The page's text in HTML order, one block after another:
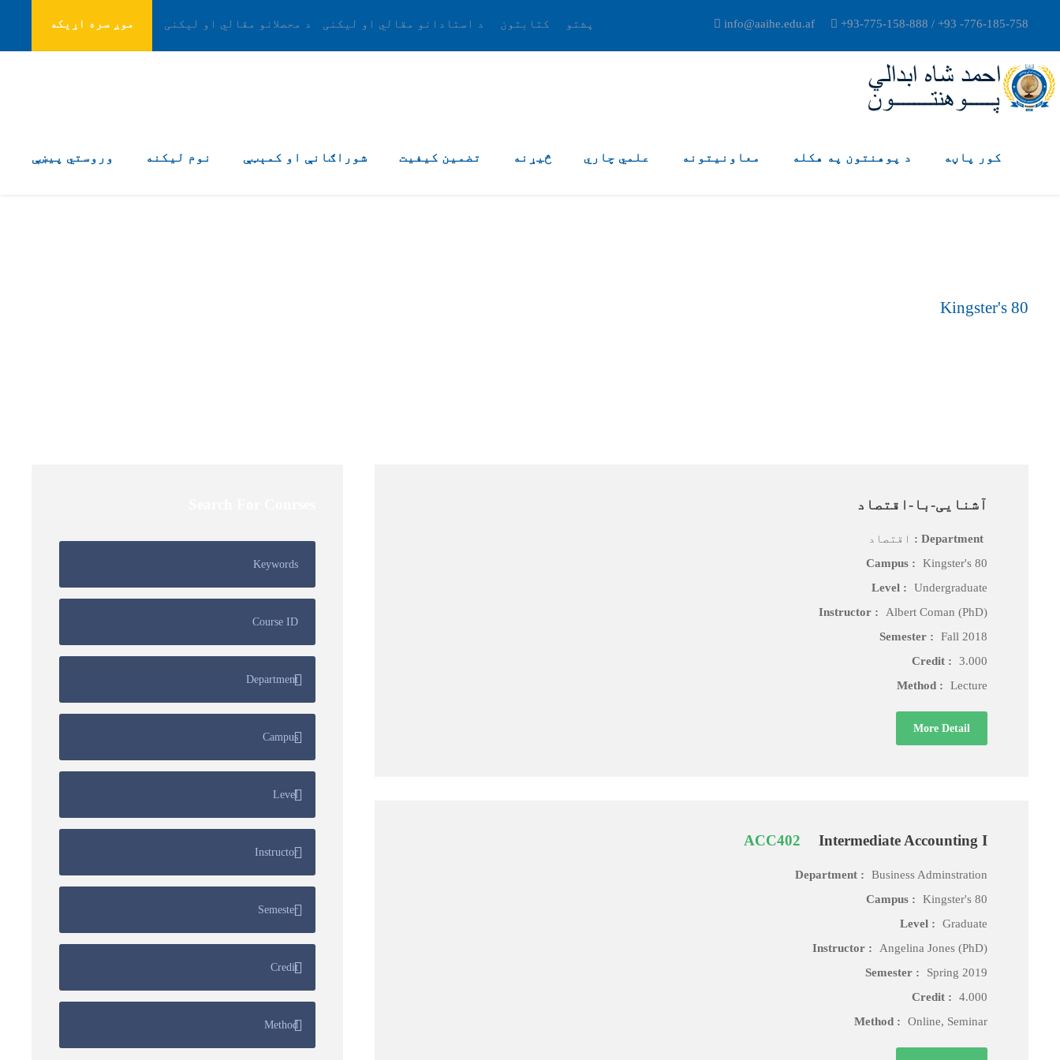
پشتو کتابتون د استادانو مقالي او لیکنی د محصلانو مقالي او لیکنی موږ سره اړیکه +93-775-158-888 / +93 -776-185-758
info@aaihe.edu.af
کور پاڼه د پوهنتون په هکله معاونیتونه علمي چاري څیړنه تضمین کیفیت شوراګانې او کمېټې نوم لیکنه وروستي پیښې
Kingster's 80
آشنایی-با-اقتصاد
Department :
اقتصاد
Campus :
Kingster's 80
Level :
Undergraduate
Instructor :
Albert Coman (PhD)
Semester :
Fall 2018
Credit :
3.000
Method :
Lecture
More Detail
ACC402 Intermediate Accounting I
Department :
Business Adminstration
Campus :
Kingster's 80
Level :
Graduate
Instructor :
Angelina Jones (PhD)
Semester :
Spring 2019
Credit :
4.000
Method :
Online, Seminar